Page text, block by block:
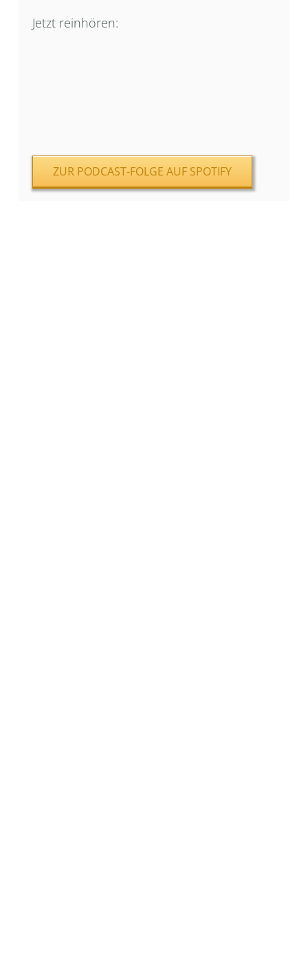
Jetzt reinhören:
ZUR PODCAST-FOLGE AUF SPOTIFY